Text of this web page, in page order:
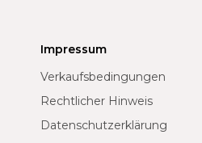
Impressum
Verkaufsbedingungen
Rechtlicher Hinweis
Datenschutzerklärung